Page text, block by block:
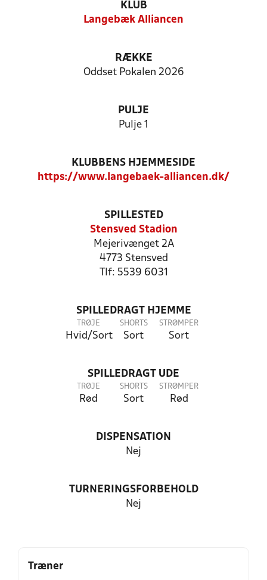
KLUB
Langebæk Alliancen
RÆKKE
Oddset Pokalen 2026
PULJE
Pulje 1
KLUBBENS HJEMMESIDE
https://www.langebaek-alliancen.dk/
SPILLESTED
Stensved Stadion
Mejerivænget 2A
4773 Stensved
Tlf: 5539 6031
SPILLEDRAGT HJEMME
TRØJE
Hvid/Sort
SHORTS
Sort
STRØMPER
Sort
SPILLEDRAGT UDE
TRØJE
Rød
SHORTS
Sort
STRØMPER
Rød
DISPENSATION
Nej
TURNERINGSFORBEHOLD
Nej
Træner